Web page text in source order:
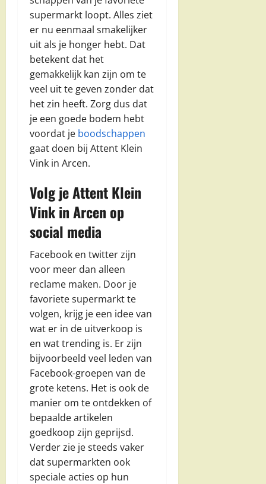
supermarkt loopt. Alles ziet
er nu eenmaal smakelijker
uit als je honger hebt. Dat
betekent dat het
gemakkelijk kan zijn om te
veel uit te geven zonder dat
het zin heeft. Zorg dus dat
je een goede bodem hebt
voordat je boodschappen
gaat doen bij Attent Klein
Vink in Arcen.
Volg je Attent Klein
Vink in Arcen op
social media
Facebook en twitter zijn
voor meer dan alleen
reclame maken. Door je
favoriete supermarkt te
volgen, krijg je een idee van
wat er in de uitverkoop is
en wat trending is. Er zijn
bijvoorbeeld veel leden van
Facebook-groepen van de
grote ketens. Het is ook de
manier om te ontdekken of
bepaalde artikelen
goedkoop zijn geprijsd.
Verder zie je steeds vaker
dat supermarkten ook
speciale acties op hun